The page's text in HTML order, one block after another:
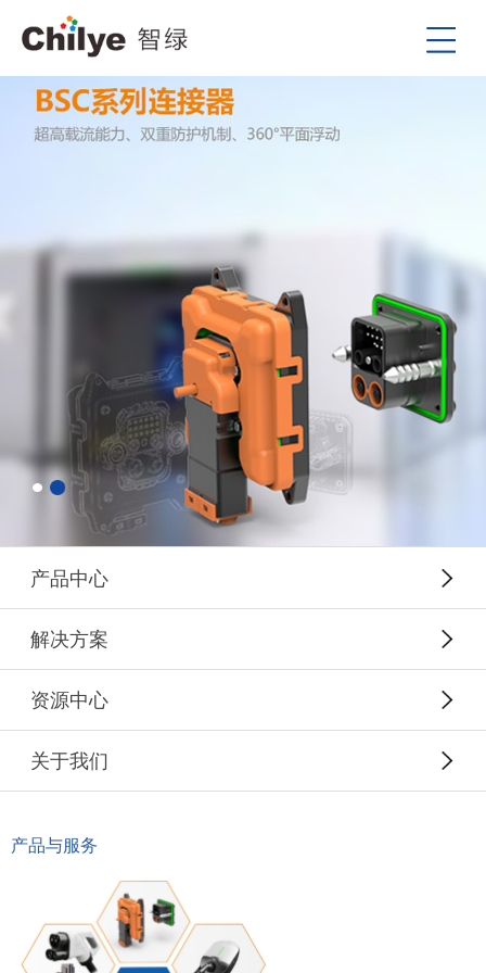
产品中心
解决方案
资源中心
关于我们
产品与服务